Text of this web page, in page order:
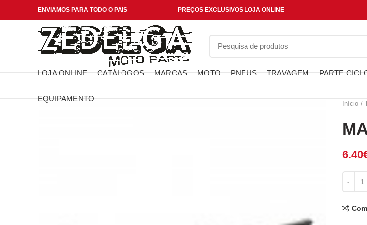
ENVIAMOS PARA TODO O PAIS PREÇOS EXCLUSIVOS LOJA ONLINE
LOJA ONLINE CATÁLOGOS MARCAS MOTO PNEUS TRAVAGEM PARTE
EQUIPAMENTO
Início
6.40